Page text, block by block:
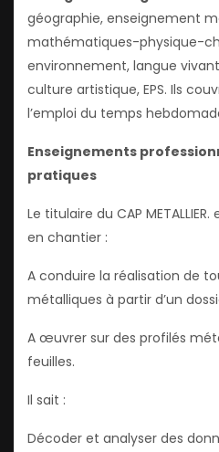
géographie, enseignement
mathématiques-physique-
environnement, langue
culture artistique, EPS. Ils
l’emploi du temps
Enseignements
pratiques
Le titulaire du CAP
en chantier :
A conduire la réalisation de
métalliques à partir d’un
A œuvrer sur des profilés
feuilles.
Il sait :
Décoder et analyser des